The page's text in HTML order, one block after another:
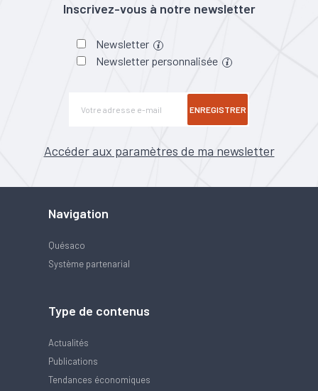
Inscrivez-vous à notre newsletter
Newsletter
Newsletter personnalisée
ENREGISTRER
Accéder aux paramètres de ma newsletter
Navigation
Quésaco
Système partenarial
Type de contenus
Actualités
Publications
Tendances économiques